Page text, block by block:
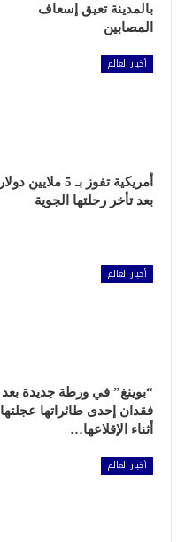
بالمدينة تعيق إسعاف
المصابين
أخبار العالم
أمريكية تفوز بـ 5 ملايين دولار
بعد تأخر رحلتها الجوية
أخبار العالم
“بوينغ” في ورطة جديدة بعد
فقدان إحدى طائراتها عجلتها
أثناء الإقلاعها…
أخبار العالم